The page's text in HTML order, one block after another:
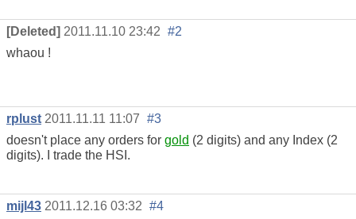
[Deleted] 2011.11.10 23:42 #2
whaou !
rplust 2011.11.11 11:07 #3
doesn't place any orders for gold (2 digits) and any Index (2
digits). I trade the HSI.
mijl43 2011.12.16 03:32 #4